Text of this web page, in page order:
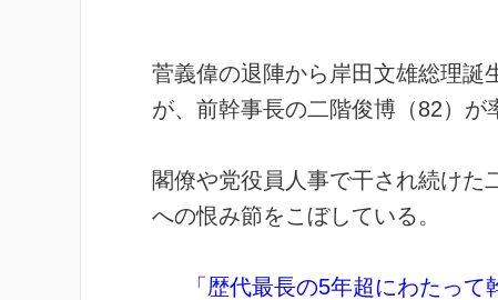
菅義偉の退陣から岸田文雄総理誕
が、前幹事長の二階俊博（82）が
閣僚や党役員人事で干され続けた
への恨み節をこぼしている。
「歴代最長の5年超にわたって